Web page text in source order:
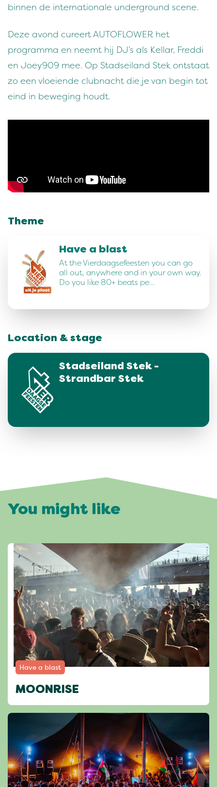
binnen de internationale underground scene.
Deze avond cureert AUTOFLOWER het
programma en neemt hij DJ’s als Kellar, Freddi
en Joey909 mee. Op Stadseiland Stek ontstaat
zo een vloeiende clubnacht die je van begin tot
eind in beweging houdt.
Theme
Have a blast
At the Vierdaagsefeesten you can go
all out, anywhere and in your own way.
Do you like 80+ beats pe…
Location & stage
Stadseiland Stek -
Strandbar Stek
You might like
Have a blast
MOONRISE